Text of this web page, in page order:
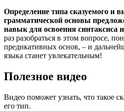
Определение типа сказуемого и
грамматической основы
навык для освоения синтаксиса
раз разобраться в этом вопросе,
предикативных основ, – и
языка станет увлекательным!
Полезное видео
Видео поможет узнать, что такое
его тип.